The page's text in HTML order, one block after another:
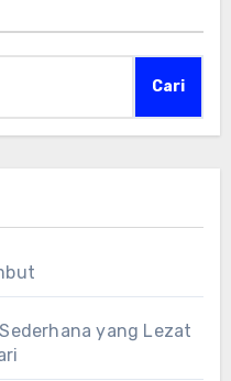
Cari
yang Lezat